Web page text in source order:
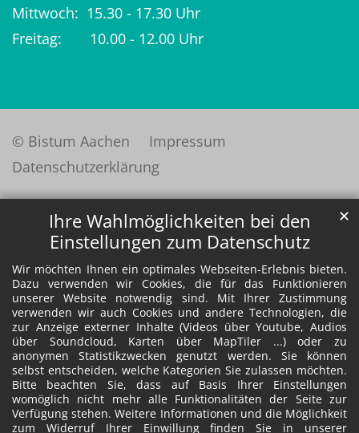
Ihre Wahlmöglichkeiten bei den
Einstellungen zum Datenschutz
Wir möchten Ihnen ein optimales Webseiten-Erlebnis bieten.
Dazu verwenden wir Cookies, die für das Funktionieren
unserer Website notwendig sind. Mit Ihrer Zustimmung
verwenden wir auch Cookies und andere Technologien, die
zur Anzeige externer Inhalte (Videos über Youtube, Audios
über Soundcloud, Karten über MapTiler ...) oder zu
anonymen Statistikzwecken genutzt werden. Sie können
selbst entscheiden, welche Kategorien Sie zulassen möchten.
Bitte beachten Sie, dass auf Basis Ihrer Einstellungen
womöglich nicht mehr alle Funktionalitäten der Seite zur
Verfügung stehen. Weitere Informationen und die Möglichkeit
zum Widerruf Ihrer Einwillung finden Sie in unserer
✕
Mittwoch: 15.30 - 17.30 Uhr
Freitag: 10.00 - 12.00 Uhr
© Bistum Aachen
Impressum
Datenschutzerklärung